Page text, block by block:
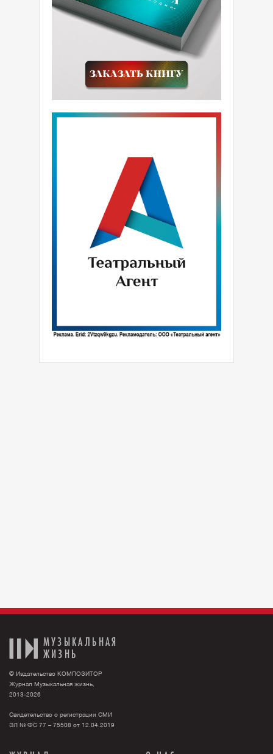
МУЗЫКАЛЬНАЯ
ЖИЗНЬ
© Издательство КОМПОЗИТОР
Журнал Музыкальная жизнь,
2013-2026
Свидетельство о регистрации СМИ
ЭЛ № ФС 77 – 75508 от 12.04.2019